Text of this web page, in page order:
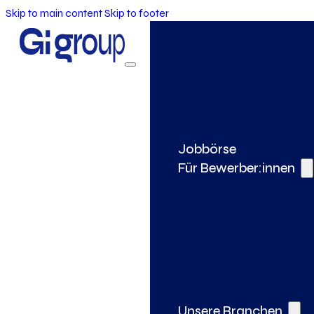
Skip to main contentSkip to footer
Jobbörse
Für Bewerber:innen